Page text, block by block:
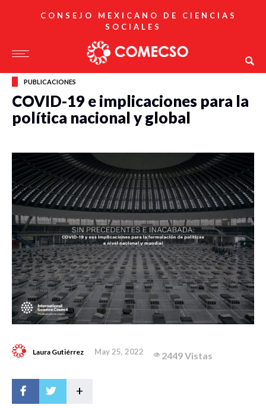
CONSEJO MEXICANO DE CIENCIAS
SOCIALES
PUBLICACIONES
COVID-19 e implicaciones para la
política nacional y global
Laura Gutiérrez May 25, 2022 2449 Vistas
+